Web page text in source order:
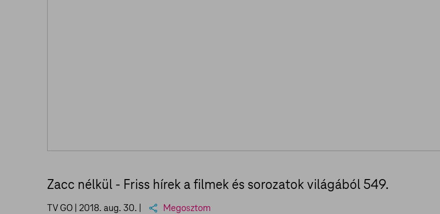
Zacc nélkül - Friss hírek a filmek és sorozatok világából 549.
TV GO | 2018. aug. 30. | Megosztom